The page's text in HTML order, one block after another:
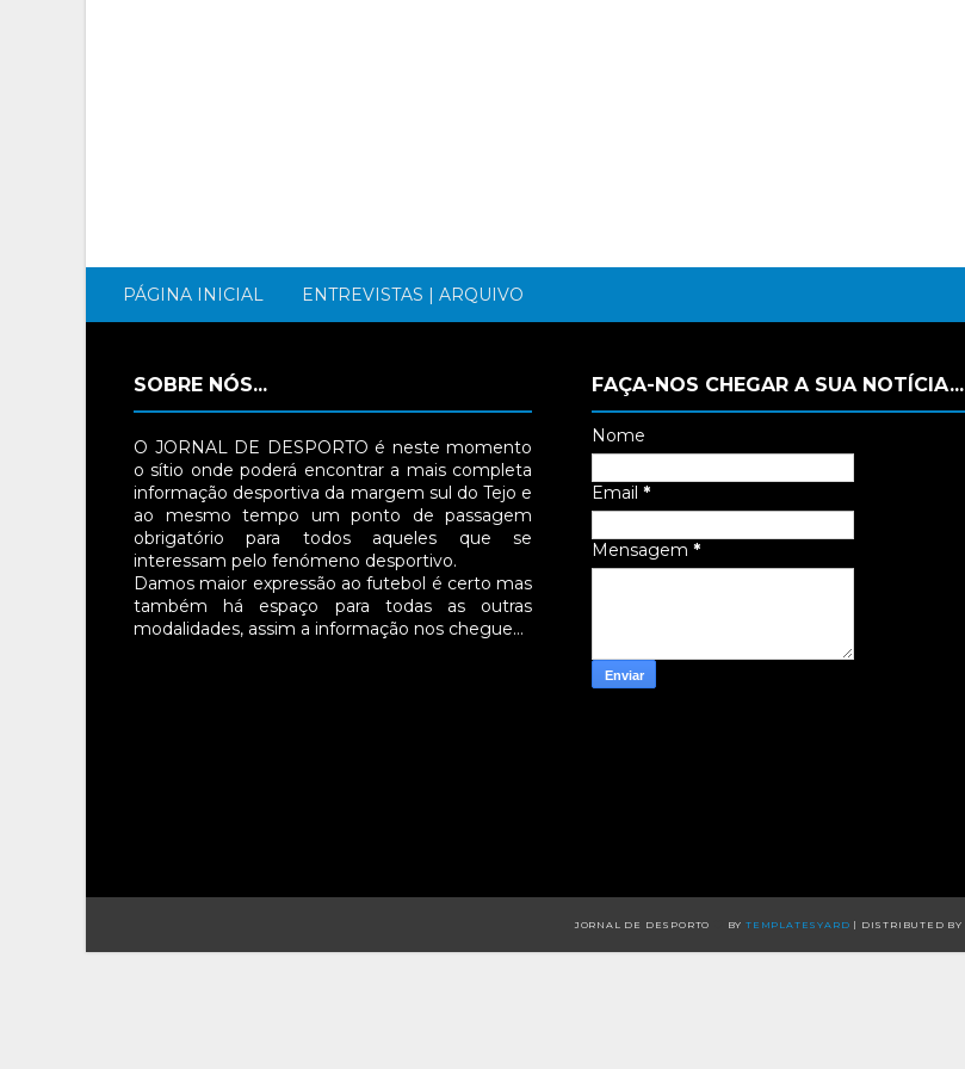
PÁGINA INICIAL ENTREVISTAS | ARQUIVO
SOBRE NÓS...
O JORNAL DE DESPORTO é neste momento
o sítio onde poderá encontrar a mais completa
informação desportiva da margem sul do Tejo e
ao mesmo tempo um ponto de passagem
obrigatório para todos aqueles que se
interessam pelo fenómeno desportivo.
Damos maior expressão ao futebol é certo mas
também há espaço para todas as outras
modalidades, assim a informação nos chegue…
FAÇA-NOS CHEGAR A SUA NOTÍCIA...
Nome
Email *
Mensagem *
JORNAL DE DESPORTO BY TEMPLATESYARD | DISTRIBUTED BY